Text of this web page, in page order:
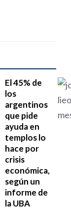
El 45% de
los
argentinos
que pide
ayuda en
templos lo
hace por
crisis
económica,
según un
informe de
la UBA